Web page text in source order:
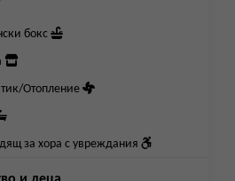
бокс
Отопление
за хора с увреждания